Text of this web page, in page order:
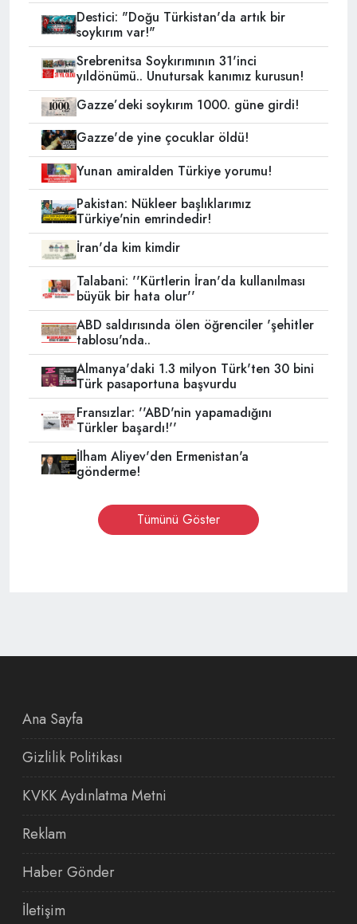
Destici: "Doğu Türkistan'da artık bir
soykırım var!"
Srebrenitsa Soykırımının 31'inci
yıldönümü.. Unutursak kanımız kurusun!
Gazze’deki soykırım 1000. güne girdi!
Gazze'de yine çocuklar öldü!
Yunan amiralden Türkiye yorumu!
Pakistan: Nükleer başlıklarımız
Türkiye'nin emrindedir!
İran'da kim kimdir
Talabani: ''Kürtlerin İran'da kullanılması
büyük bir hata olur''
ABD saldırısında ölen öğrenciler 'şehitler
tablosu'nda..
Almanya'daki 1.3 milyon Türk'ten 30 bini
Türk pasaportuna başvurdu
Fransızlar: ''ABD'nin yapamadığını
Türkler başardı!''
İlham Aliyev'den Ermenistan'a
gönderme!
Tümünü Göster
Ana Sayfa
Gizlilik Politikası
KVKK Aydınlatma Metni
Reklam
Haber Gönder
İletişim